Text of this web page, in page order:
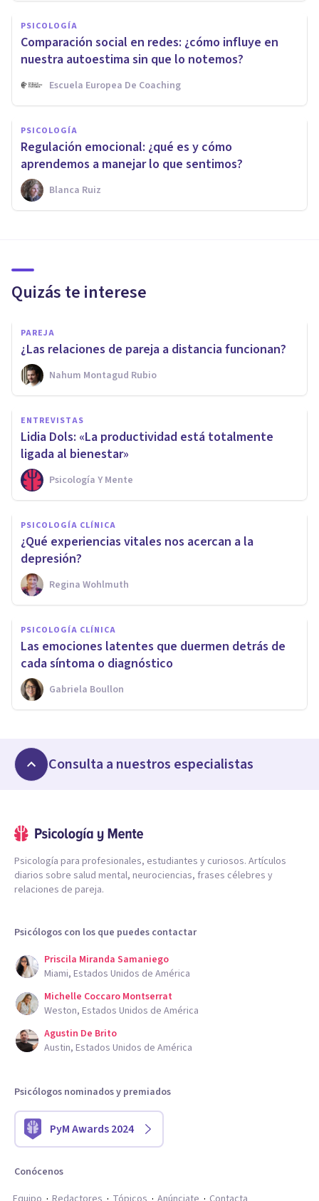
PSICOLOGÍA
Comparación social en redes: ¿cómo influye en
nuestra autoestima sin que lo notemos?
Escuela Europea De Coaching
PSICOLOGÍA
Regulación emocional: ¿qué es y cómo
aprendemos a manejar lo que sentimos?
Blanca Ruiz
Quizás te interese
PAREJA
¿Las relaciones de pareja a distancia funcionan?
Nahum Montagud Rubio
ENTREVISTAS
Lidia Dols: «La productividad está totalmente
ligada al bienestar»
Psicología Y Mente
PSICOLOGÍA CLÍNICA
¿Qué experiencias vitales nos acercan a la
depresión?
Regina Wohlmuth
PSICOLOGÍA CLÍNICA
Las emociones latentes que duermen detrás de
cada síntoma o diagnóstico
Gabriela Boullon
Consulta a nuestros especialistas
Psicología para profesionales, estudiantes y curiosos. Artículos
diarios sobre salud mental, neurociencias, frases célebres y
relaciones de pareja.
Psicólogos con los que puedes contactar
Priscila Miranda Samaniego
Miami, Estados Unidos de América
Michelle Coccaro Montserrat
Weston, Estados Unidos de América
Agustin De Brito
Austin, Estados Unidos de América
Psicólogos nominados y premiados
PyM Awards 2024
Conócenos